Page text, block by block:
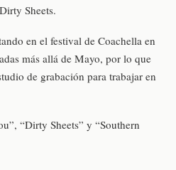
Sheets.
en el festival de Coachella en
más allá de Mayo, por lo que
de grabación para trabajar en
“Dirty Sheets” y “Southern